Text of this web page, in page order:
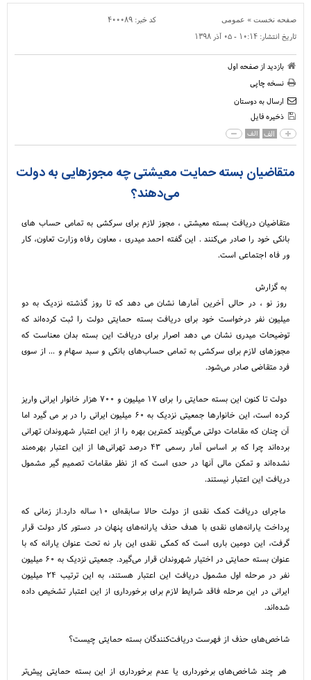
صفحه نخست » عمومی کد خبر: ۴۰۰۰۸۹
تاریخ انتشار: ۱۰:۱۴ - ۰۵ آذر ۱۳۹۸
بازدید از صفحه اول
نسخه چاپی
ارسال به دوستان
ذخیره فایل
الف الف
متقاضیان بسته حمایت معیشتی چه مجوزهایی به دولت
می‌دهند؟
متقاضیان دریافت بسته معیشتی ، مجوز لازم برای سرکشی به تمامی حساب های
بانکی خود را صادر می‌کنند . این گفته احمد میدری ، معاون رفاه وزارت تعاون، کار
ور فاه اجتماعی است.
به گزارش
روز نو ، در حالی آخرین آمارها نشان می دهد که تا روز گذشته نزدیک به دو
میلیون نفر درخواست خود برای دریافت بسته حمایتی دولت را ثبت کرده‌اند که
توضیحات میدری نشان می دهد اصرار برای دریافت این بسته بدان معناست که
مجوزهای لازم برای سرکشی به تمامی حساب‌های بانکی و سبد سهام و ... از سوی
فرد متقاضی صادر می‌شود.
دولت تا کنون این بسته حمایتی را برای ۱۷ میلیون و ۷۰۰ هزار خانوار ایرانی واریز
کرده است، این خانوارها جمعیتی نزدیک به ۶۰ میلیون ایرانی را در بر می گیرد اما
آن چنان که مقامات دولتی می‌گویند کمترین بهره را از این اعتبار شهروندان تهرانی
برده‌اند چرا که بر اساس آمار رسمی ۴۳ درصد تهرانی‌ها از این اعتبار بهره‌مند
نشده‌اند و تمکن مالی آنها در حدی است که از نظر مقامات تصمیم گیر مشمول
دریافت این اعتبار نیستند.
ماجرای دریافت کمک نقدی از دولت حالا سابقه‌ای ۱۰ ساله دارد.از زمانی که
پرداخت یارانه‌های نقدی با هدف حذف یارانه‌های پنهان در دستور کار دولت قرار
گرفت، این دومین باری است که کمکی نقدی این بار نه تحت عنوان یارانه که با
عنوان بسته حمایتی در اختیار شهروندان قرار می‌گیرد. جمعیتی نزدیک به ۶۰ میلیون
نفر در مرحله اول مشمول دریافت این اعتبار هستند، به این ترتیب ۲۴ میلیون
ایرانی در این مرحله فاقد شرایط لازم برای برخورداری از این اعتبار تشخیص داده
شده‌اند.
شاخص‌های حذف از فهرست دریافت‌کنندگان بسته حمایتی چیست؟
هر چند شاخص‌های برخورداری یا عدم برخورداری از این بسته حمایتی پیش‌تر